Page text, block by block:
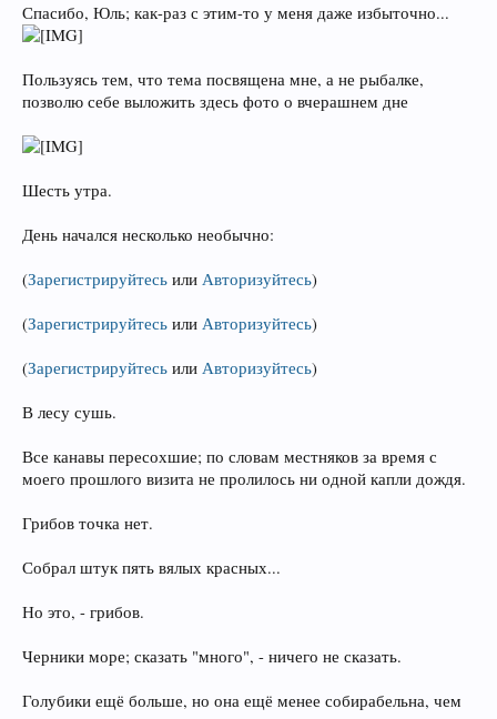
Спасибо, Юль; как-раз с этим-то у меня даже избыточно...
Пользуясь тем, что тема посвящена мне, а не рыбалке,
позволю себе выложить здесь фото о вчерашнем дне
Шесть утра.
День начался несколько необычно:
(Зарегистрируйтесь или Авторизуйтесь)
(Зарегистрируйтесь или Авторизуйтесь)
(Зарегистрируйтесь или Авторизуйтесь)
В лесу сушь.
Все канавы пересохшие; по словам местняков за время с
моего прошлого визита не пролилось ни одной капли дождя.
Грибов точка нет.
Собрал штук пять вялых красных...
Но это, - грибов.
Черники море; сказать "много", - ничего не сказать.
Голубики ещё больше, но она ещё менее собирабельна, чем